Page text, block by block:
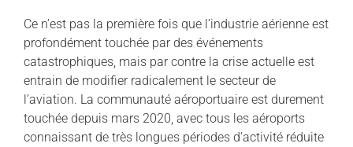
Ce n’est pas la première fois que l’industrie aérienne est
profondément touchée par des événements
catastrophiques, mais par contre la crise actuelle est
entrain de modifier radicalement le secteur de
l’aviation. La communauté aéroportuaire est durement
touchée depuis mars 2020, avec tous les aéroports
connaissant de très longues périodes d’activité réduite